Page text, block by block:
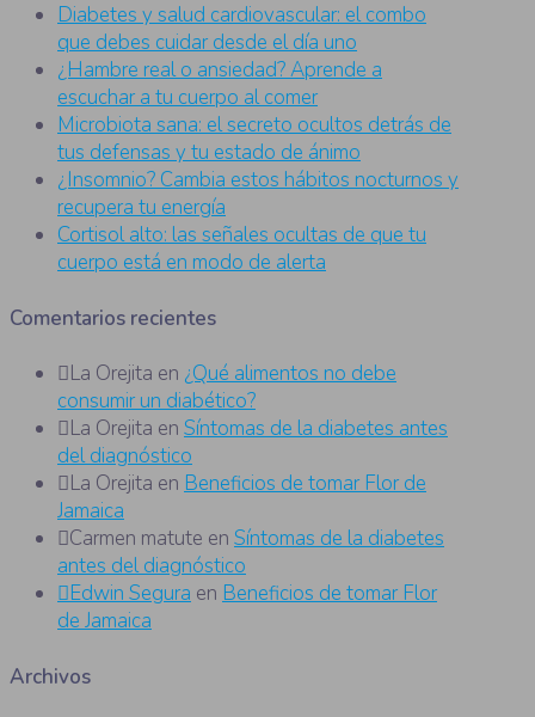
Diabetes y salud cardiovascular: el combo
que debes cuidar desde el día uno
¿Hambre real o ansiedad? Aprende a
escuchar a tu cuerpo al comer
Microbiota sana: el secreto ocultos detrás de
tus defensas y tu estado de ánimo
¿Insomnio? Cambia estos hábitos nocturnos y
recupera tu energía
Cortisol alto: las señales ocultas de que tu
cuerpo está en modo de alerta
Comentarios recientes
La Orejita en ¿Qué alimentos no debe
consumir un diabético?
La Orejita en Síntomas de la diabetes antes
del diagnóstico
La Orejita en Beneficios de tomar Flor de
Jamaica
Carmen matute en Síntomas de la diabetes
antes del diagnóstico
Edwin Segura en Beneficios de tomar Flor
de Jamaica
Archivos